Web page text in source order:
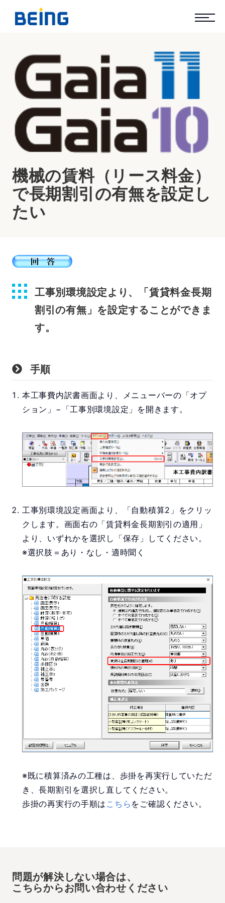
機械の賃料（リース料金）
で長期割引の有無を設定し
たい
工事別環境設定より、「賃貸料金長期
割引の有無」を設定することができま
す。
手順
本工事費内訳書画面より、メニューバーの「オプ
ション」−「工事別環境設定」を開きます。
工事別環境設定画面より、「自動積算2」をクリッ
クします。画面右の「賃貸料金長期割引の適用」
より、いずれかを選択し「保存」してください。
※選択肢＝あり・なし・適時聞く
※既に積算済みの工種は、歩掛を再実行していただ
き、長期割引を選択し直してください。
歩掛の再実行の手順は こちら をご確認ください。
問題が解決しない場合は、
こちらからお問い合わせください